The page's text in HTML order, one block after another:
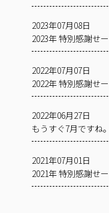
2023年07月08日
2023年 特別感謝せ
2022年07月07日
2022年 特別感謝せ
2022年06月27日
もうすぐ7月ですね
2021年07月01日
2021年 特別感謝せ